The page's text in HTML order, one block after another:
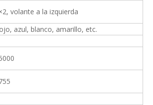
volante a la izquierda
azul, blanco, amarillo, etc.